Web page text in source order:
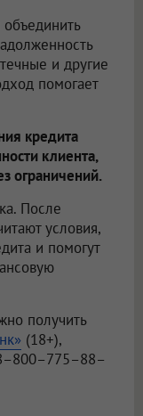
и другие
помогает
кредита
клиента,
ограничений.
После
условия,
и помогут
получить
(18+),